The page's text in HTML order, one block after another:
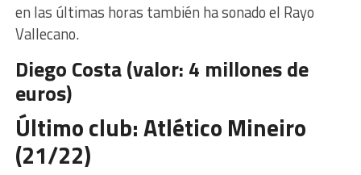
en las últimas horas también ha sonado el Rayo
Vallecano.
Diego Costa (valor: 4 millones de
euros)
Último club: Atlético Mineiro
(21/22)